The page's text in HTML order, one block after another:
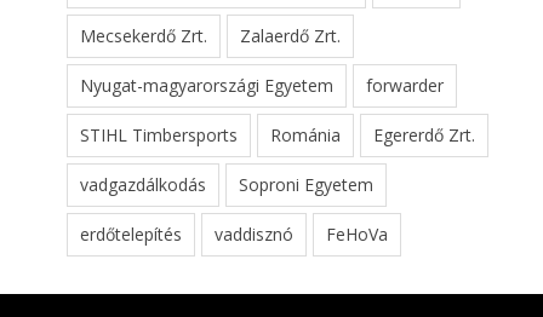
Mecsekerdő Zrt. Zalaerdő Zrt.
Nyugat-magyarországi Egyetem forwarder
STIHL Timbersports Románia Egererdő Zrt.
vadgazdálkodás Soproni Egyetem
erdőtelepítés vaddisznó FeHoVa